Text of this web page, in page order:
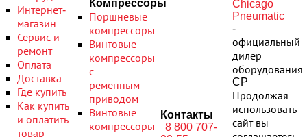
Интернет-
магазин
Сервис и
ремонт
Оплата
Доставка
Где купить
Как купить
и оплатить
товар
Компрессоры
Поршневые
компрессоры
Винтовые
компрессоры
с
ременным
приводом
Винтовые
компрессоры
Контакты
8 800 707-
Chicago
Pneumatic
-
официальный
дилер
оборудования
CP
Продолжая
использовать
сайт вы